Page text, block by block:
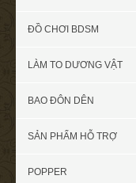
ĐỒ CHƠI BDSM
LÀM TO DƯƠNG VẬT
BAO ĐÔN DÊN
SẢN PHẨM HỖ TRỢ
POPPER